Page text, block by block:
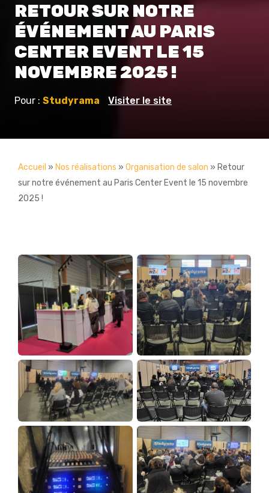
RETOUR SUR NOTRE
ÉVÉNEMENT AU PARIS
CENTER EVENT LE 15
NOVEMBRE 2025 !
Pour : Studyrama Visiter le site
Accueil » Nos réalisations » Organisation de salon » Retour
sur notre événement au Paris Center Event le 15 novembre
2025 !